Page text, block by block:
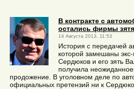
В контракте с
остались фирмы
14 Августа 2013, 11:53
История с передачей
которой замешаны
Сердюков и его зять
получила
продожение. В уголовном деле по
официальных претензий ни к